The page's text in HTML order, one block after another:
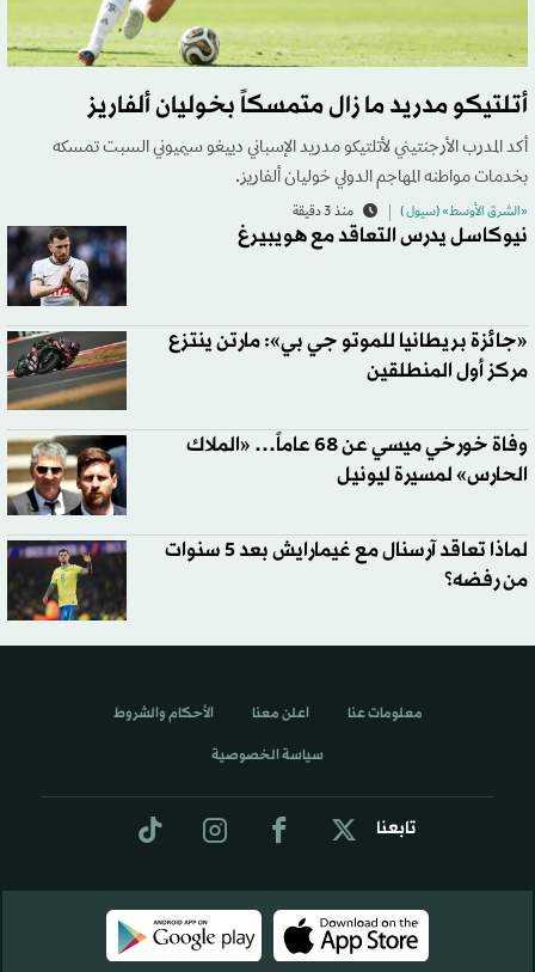
أتلتيكو مدريد ما زال متمسكاً بخوليان ألفاريز
أكد المدرب الأرجنتيني لأتلتيكو مدريد الإسباني دييغو سيميوني السبت تمسكه
بخدمات مواطنه المهاجم الدولي خوليان ألفاريز.
«الشرق الأوسط» (سيول ) منذ 3 دقيقة
نيوكاسل يدرس التعاقد مع هويبيرغ
«جائزة بريطانيا للموتو جي بي»: مارتن ينتزع
مركز أول المنطلقين
وفاة خورخي ميسي عن 68 عاماً… «الملاك
الحارس» لمسيرة ليونيل
لماذا تعاقد آرسنال مع غيمارايش بعد 5 سنوات
من رفضه؟
تابعنا
معلومات عنا اعلن معنا الأحكام والشروط
سياسة الخصوصية